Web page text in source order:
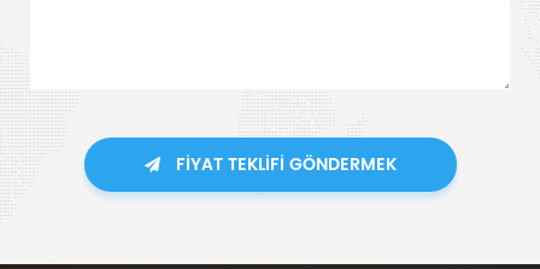
FIYAT TEKLIFI GÖNDERMEK